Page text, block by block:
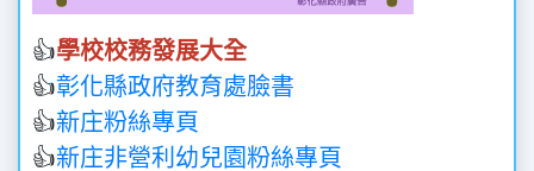
👍學校校務發展大全
👍彰化縣政府教育處臉書
👍新庄粉絲專頁
👍新庄非營利幼兒園粉絲專頁